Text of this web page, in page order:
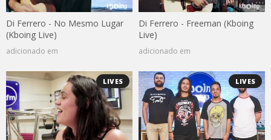
Di Ferrero - No Mesmo Lugar
(Kboing Live)
adicionado em
Di Ferrero - Freeman (Kboing
Live)
adicionado em
LIVES LIVES